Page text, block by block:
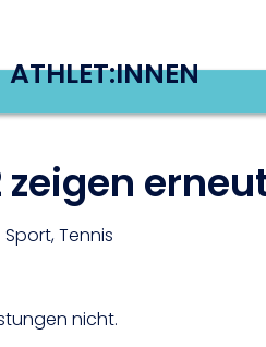
ATHLET:INNEN
zeigen
Sport,Tennis
nicht.